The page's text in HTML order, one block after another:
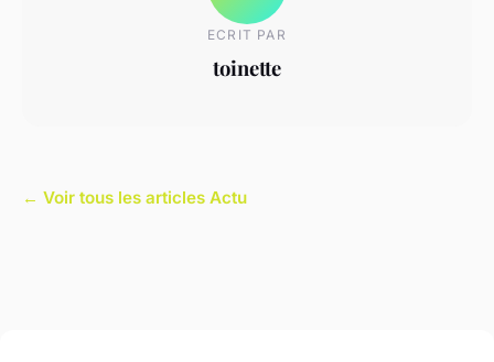
ECRIT PAR
toinette
← Voir tous les articles Actu